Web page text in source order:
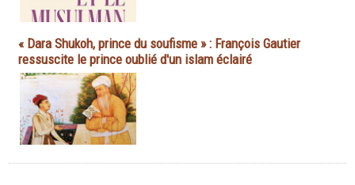
« Dara Shukoh, prince du soufisme » : François Gautier
ressuscite le prince oublié d'un islam éclairé